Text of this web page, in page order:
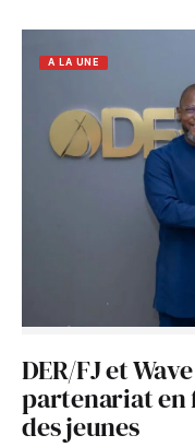
A LA UNE
DER/FJ et
partenariat en
des jeunes